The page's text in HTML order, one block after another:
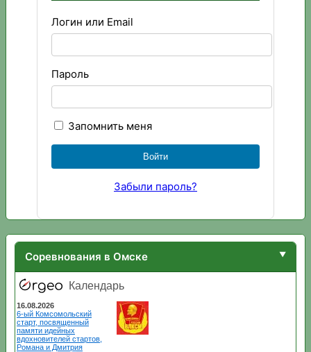
Логин или Email
Пароль
Запомнить меня
Забыли пароль?
Соревнования в Омске